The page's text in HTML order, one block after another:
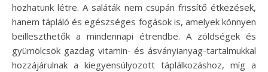
hozhatunk létre. A saláták nem csupán frissítő étkezések,
hanem tápláló és egészséges fogások is, amelyek könnyen
beilleszthetők a mindennapi étrendbe. A zöldségek és
gyümölcsök gazdag vitamin- és ásványianyag-tartalmukkal
hozzájárulnak a kiegyensúlyozott táplálkozáshoz, míg a